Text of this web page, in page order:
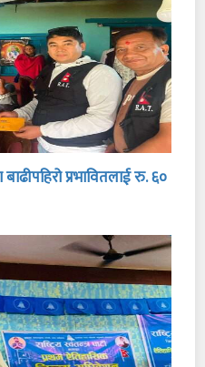
बाढीपहिरो प्रभावितलाई रु. ६०